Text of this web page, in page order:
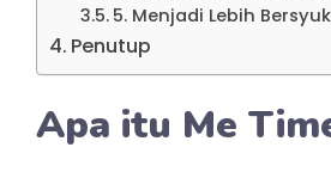
5. Menjadi Lebih
Penutup
Apa itu Me